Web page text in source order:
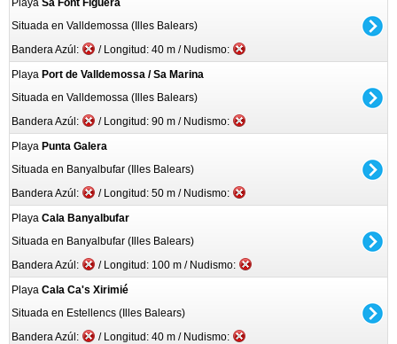
Playa Sa Font Figuera
Situada en Valldemossa (Illes Balears)
Bandera Azúl:
/ Longitud: 40 m / Nudismo:
Playa Port de Valldemossa / Sa Marina
Situada en Valldemossa (Illes Balears)
Bandera Azúl:
/ Longitud: 90 m / Nudismo:
Playa Punta Galera
Situada en Banyalbufar (Illes Balears)
Bandera Azúl:
/ Longitud: 50 m / Nudismo:
Playa Cala Banyalbufar
Situada en Banyalbufar (Illes Balears)
Bandera Azúl:
/ Longitud: 100 m / Nudismo:
Playa Cala Ca's Xirimié
Situada en Estellencs (Illes Balears)
Bandera Azúl:
/ Longitud: 40 m / Nudismo: